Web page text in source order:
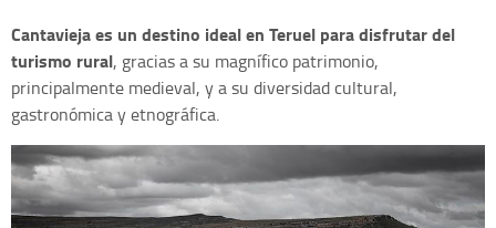
Cantavieja es un destino ideal en Teruel para disfrutar del
turismo rural, gracias a su magnífico patrimonio,
principalmente medieval, y a su diversidad cultural,
gastronómica y etnográfica.